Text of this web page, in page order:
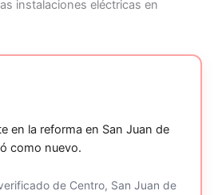
instalaciones eléctricas en
en la reforma en San Juan de
como nuevo.
de Centro, San Juan de